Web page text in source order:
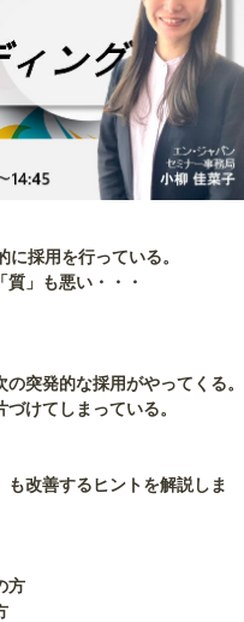
採用を行っている。
」も悪い・・・
突発的な採用がやってくる。
けてしまっている。
改善するヒントを解説しま
方